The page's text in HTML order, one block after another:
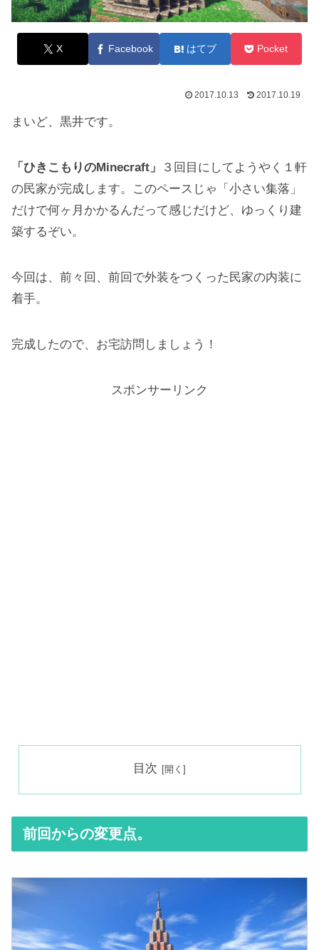
X Facebook はてブ Pocket
2017.10.13 2017.10.19
まいど、黒井です。
「ひきこもりのMinecraft」
３回目にしてようやく１軒
の民家が完成します。このペースじゃ「小さい集落」
だけで何ヶ月かかるんだって感じだけど、ゆっくり建
築するぞい。
今回は、前々回、前回で外装をつくった民家の内装に
着手。
完成したので、お宅訪問しましょう！
スポンサーリンク
目次
前回からの変更点。